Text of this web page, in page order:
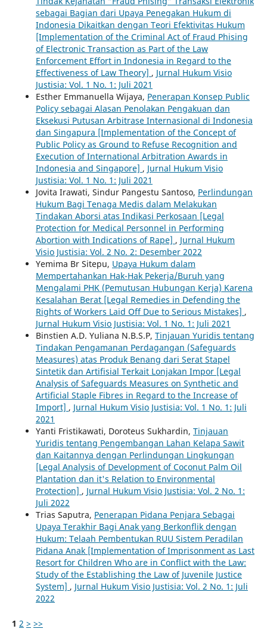
sebagai Bagian dari Upaya Penegakan Hukum di
Indonesia Dikaitkan dengan Teori Efektivitas Hukum
[Implementation of the Criminal Act of Fraud Phising
of Electronic Transaction as Part of the Law
Enforcement Effort in Indonesia in Regard to the
Effectiveness of Law Theory] , Jurnal Hukum Visio
Justisia: Vol. 1 No. 1: Juli 2021
Esther Emmanuella Wijaya, Penerapan Konsep Public
Policy sebagai Alasan Penolakan Pengakuan dan
Eksekusi Putusan Arbitrase Internasional di Indonesia
dan Singapura [Implementation of the Concept of
Public Policy as Ground to Refuse Recognition and
Execution of International Arbitration Awards in
Indonesia and Singapore] , Jurnal Hukum Visio
Justisia: Vol. 1 No. 1: Juli 2021
Jovita Irawati, Sindur Pangestu Santoso, Perlindungan
Hukum Bagi Tenaga Medis dalam Melakukan
Tindakan Aborsi atas Indikasi Perkosaan [Legal
Protection for Medical Personnel in Performing
Abortion with Indications of Rape] , Jurnal Hukum
Visio Justisia: Vol. 2 No. 2: Desember 2022
Yemima Br Sitepu, Upaya Hukum dalam
Mempertahankan Hak-Hak Pekerja/Buruh yang
Mengalami PHK (Pemutusan Hubungan Kerja) Karena
Kesalahan Berat [Legal Remedies in Defending the
Rights of Workers Laid Off Due to Serious Mistakes] ,
Jurnal Hukum Visio Justisia: Vol. 1 No. 1: Juli 2021
Binstien A.D. Yuliana N.B.S.P, Tinjauan Yuridis tentang
Tindakan Pengamanan Perdagangan (Safeguards
Measures) atas Produk Benang dari Serat Stapel
Sintetik dan Artifisial Terkait Lonjakan Impor [Legal
Analysis of Safeguards Measures on Synthetic and
Artificial Staple Fibres in Regard to the Increase of
Import] , Jurnal Hukum Visio Justisia: Vol. 1 No. 1: Juli
2021
Yanti Fristikawati, Doroteus Sukhardin, Tinjauan
Yuridis tentang Pengembangan Lahan Kelapa Sawit
dan Kaitannya dengan Perlindungan Lingkungan
[Legal Analysis of Development of Coconut Palm Oil
Plantation dan it's Relation to Environmental
Protection] , Jurnal Hukum Visio Justisia: Vol. 2 No. 1:
Juli 2022
Trias Saputra, Penerapan Pidana Penjara Sebagai
Upaya Terakhir Bagi Anak yang Berkonflik dengan
Hukum: Telaah Pembentukan RUU Sistem Peradilan
Pidana Anak [Implementation of Imprisonment as Last
Resort for Children Who are in Conflict with the Law:
Study of the Establishing the Law of Juvenile Justice
System] , Jurnal Hukum Visio Justisia: Vol. 2 No. 1: Juli
2022
1 2 > >>